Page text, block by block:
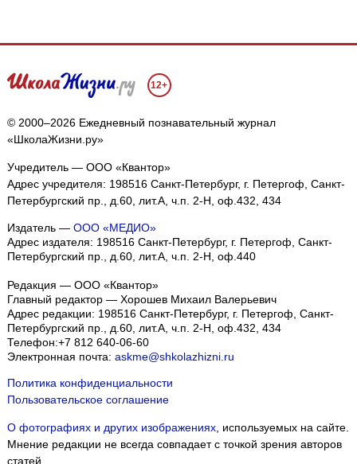
12+
© 2000–2026 Ежедневный познавательный журнал
«ШколаЖизни.ру»
Учредитель — ООО «Квантор»
Адрес учредителя: 198516 Санкт-Петербург, г. Петергоф, Санкт-
Петербургский пр., д.60, лит.А, ч.п. 2-Н, оф.432, 434
Издатель — ООО «МЕДИО»
Адрес издателя: 198516 Санкт-Петербург, г. Петергоф, Санкт-
Петербургский пр., д.60, лит.А, ч.п. 2-Н, оф.440
Редакция — ООО «Квантор»
Главный редактор — Хорошев Михаил Валерьевич
Адрес редакции: 198516 Санкт-Петербург, г. Петергоф, Санкт-
Петербургский пр., д.60, лит.А, ч.п. 2-Н, оф.432, 434
Телефон:+7 812 640-06-60
Электронная почта: askme@shkolazhizni.ru
Политика конфиденциальности
Пользовательское соглашение
О фотографиях и других изображениях, используемых на сайте.
Мнение редакции не всегда совпадает с точкой зрения авторов
статей.